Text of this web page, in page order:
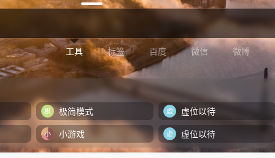
工具 标签 百度 微信 微博
极简模式 虚位以待
小游戏 虚位以待